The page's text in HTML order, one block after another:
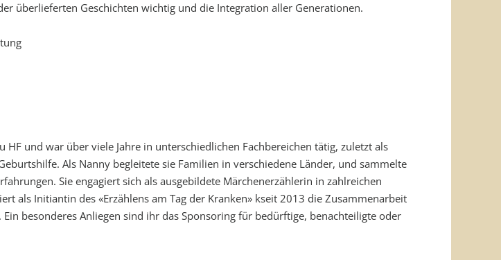
überlieferten Geschichten wichtig und die Integration aller Generationen.
HF und war über viele Jahre in unterschiedlichen Fachbereichen tätig, zuletzt als
Als Nanny begleitete sie Familien in verschiedene Länder, und sammelte
Sie engagiert sich als ausgebildete Märchenerzählerin in zahlreichen
als Initiantin des «Erzählens am Tag der Kranken» kseit 2013 die Zusammenarbeit
besonderes Anliegen sind ihr das Sponsoring für bedürftige, benachteiligte oder